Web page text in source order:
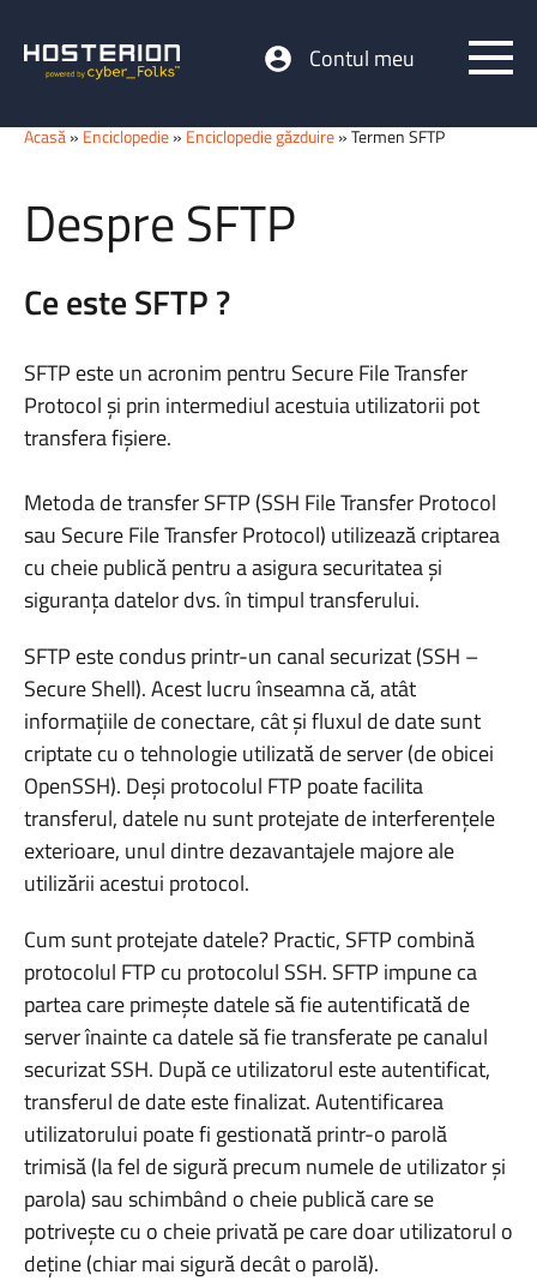
Contul meu
Acasă» Enciclopedie» Enciclopedie găzduire» Termen SFTP
Despre SFTP
Ce este SFTP ?
SFTP este un acronim pentru Secure File Transfer
Protocol și prin intermediul acestuia utilizatorii pot
transfera fișiere.
Metoda de transfer SFTP (SSH File Transfer Protocol
sau Secure File Transfer Protocol) utilizează criptarea
cu cheie publică pentru a asigura securitatea și
siguranța datelor dvs. în timpul transferului.
SFTP este condus printr-un canal securizat (SSH –
Secure Shell). Acest lucru înseamna că, atât
informațiile de conectare, cât și fluxul de date sunt
criptate cu o tehnologie utilizată de server (de obicei
OpenSSH). Deși protocolul FTP poate facilita
transferul, datele nu sunt protejate de interferențele
exterioare, unul dintre dezavantajele majore ale
utilizării acestui protocol.
Cum sunt protejate datele? Practic, SFTP combină
protocolul FTP cu protocolul SSH. SFTP impune ca
partea care primește datele să fie autentificată de
server înainte ca datele să fie transferate pe canalul
securizat SSH. După ce utilizatorul este autentificat,
transferul de date este finalizat. Autentificarea
utilizatorului poate fi gestionată printr-o parolă
trimisă (la fel de sigură precum numele de utilizator și
parola) sau schimbând o cheie publică care se
potrivește cu o cheie privată pe care doar utilizatorul o
deține (chiar mai sigură decât o parolă).